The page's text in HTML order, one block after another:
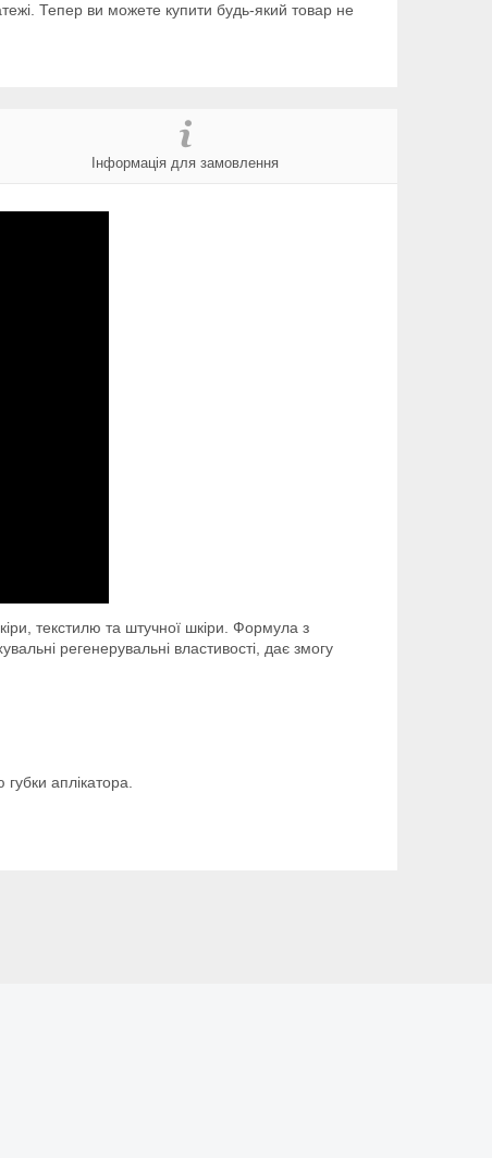
Тепер ви можете купити будь-який товар не
Інформація для замовлення
текстилю та штучної шкіри. Формула з
регенерувальні властивості, дає змогу
аплікатора.